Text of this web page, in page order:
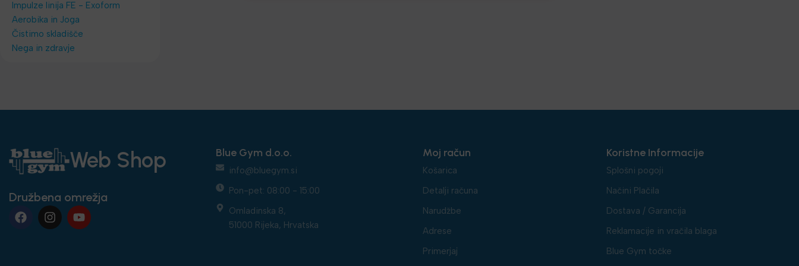
Impulze linija FE - Exoform
Aerobika in Joga
Čistimo skladišče
Nega in zdravje
Web Shop
Družbena omrežja
Blue Gym d.o.o.
info@bluegym.si
Pon-pet: 08:00 - 15:00
Omladinska 8,
51000 Rijeka, Hrvatska
Moj račun
Košarica
Detalji računa
Narudžbe
Adrese
Primerjaj
Koristne Informacije
Splošni pogoji
Načini Plačila
Dostava / Garancija
Reklamacije in vračila blaga
Blue Gym točke